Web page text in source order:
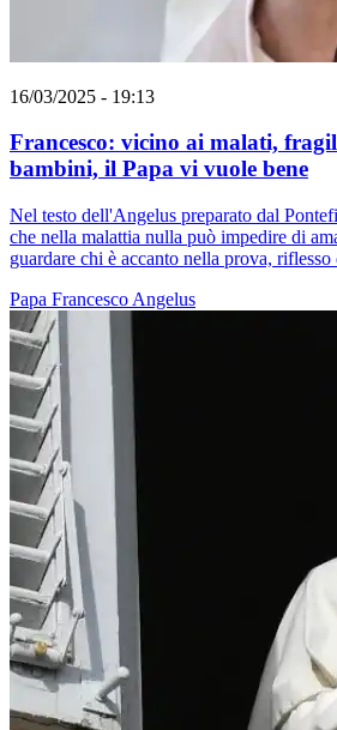
16/03/2025 - 19:13
Francesco: vicino ai malati,
bambini, il Papa vi vuole bene
Nel testo dell'Angelus preparato dal
che nella malattia nulla può impedire di
guardare chi è accanto nella prova,
Papa Francesco Angelus